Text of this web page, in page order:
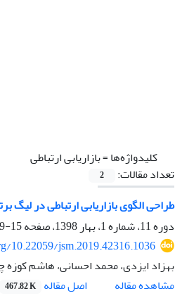
کلیدواژه‌ها =بازاریابی ارتباطی
تعداد مقالات:
2
طراحی الگوی بازاریابی ارتباطی در لیگ
دوره 11، شماره 1، بهار 1398، صفحه
15-29
10.22059/jsm.2019.42316.1036
بهزاد ایزدی، محمد احسانی، هاشم کوزه
مشاهده مقاله
اصل مقاله 467.82 K